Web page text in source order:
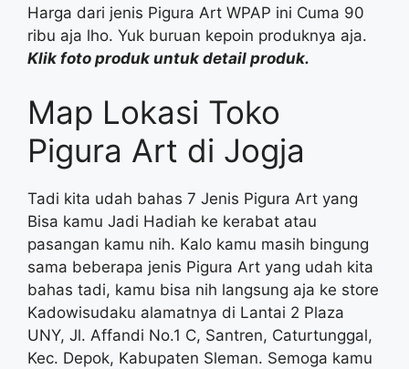
Harga dari jenis Pigura Art WPAP ini Cuma 90
ribu aja lho. Yuk buruan kepoin produknya aja.
Klik foto produk untuk detail produk.
Map Lokasi Toko
Pigura Art di Jogja
Tadi kita udah bahas 7 Jenis Pigura Art yang
Bisa kamu Jadi Hadiah ke kerabat atau
pasangan kamu nih. Kalo kamu masih bingung
sama beberapa jenis Pigura Art yang udah kita
bahas tadi, kamu bisa nih langsung aja ke store
Kadowisudaku alamatnya di Lantai 2 Plaza
UNY, Jl. Affandi No.1 C, Santren, Caturtunggal,
Kec. Depok, Kabupaten Sleman. Semoga kamu